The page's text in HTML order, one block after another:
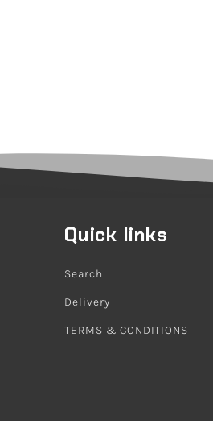
Quick links
Search
Delivery
TERMS & CONDITIONS